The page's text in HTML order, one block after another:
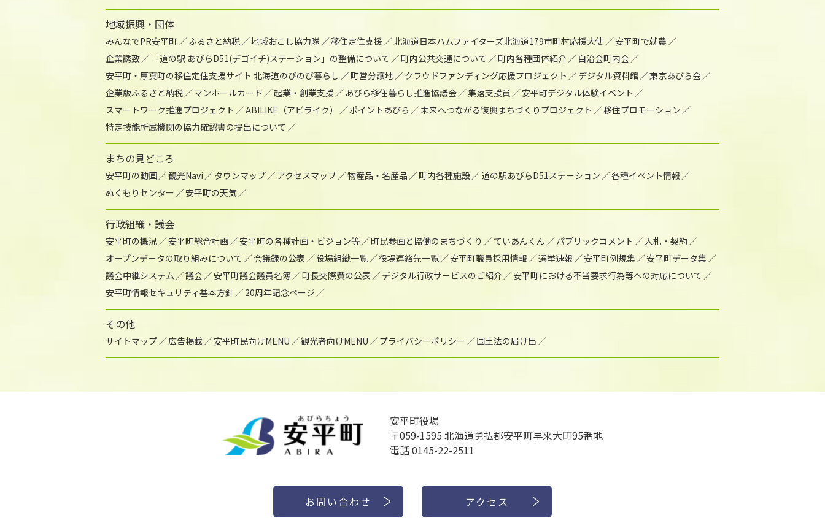
地域振興・団体
みんなでPR安平町 ふるさと納税 地域おこし協力隊 移住定住支援 北海道日本ハムファイターズ北海道179市町村応援大使
安平町で就農
企業誘致
「道の駅 あびらD51(デゴイチ)ステーション」の整備について 町内公共交通について 町内各種団体紹介
自治会町内会
安平町・厚真町の移住定住支援サイト 北海道のびのび暮らし
町営分譲地 クラウドファンディング応援プロジェクト デジタル資料館
東京あびら会
企業版ふるさと納税
マンホールカード 起業・創業支援 あびら移住暮らし推進協議会 集落支援員
安平町デジタル体験イベント
スマートワーク推進プロジェクト
ABILIKE（アビライク） ポイントあびら 未来へつながる復興まちづくりプロジェクト
移住プロモーション
特定技能所属機関の協力確認書の提出について
まちの見どころ
安平町の動画 観光Navi タウンマップ アクセスマップ 物産品・名産品 町内各種施設 道の駅あびらD51ステーション
各種イベント情報
ぬくもりセンター
安平町の天気
行政組織・議会
安平町の概況 安平町総合計画 安平町の各種計画・ビジョン等 町民参画と協働のまちづくり ていあんくん パブリックコメント
入札・契約
オープンデータの取り組みについて
会議録の公表 役場組織一覧 役場連絡先一覧 安平町職員採用情報 選挙速報 安平町例規集
安平町データ集
議会中継システム
議会 安平町議会議員名簿 町長交際費の公表 デジタル行政サービスのご紹介
安平町における不当要求行為等への対応について
安平町情報セキュリティ基本方針
20周年記念ページ
その他
サイトマップ 広告掲載 安平町民向けMENU 観光者向けMENU プライバシーポリシー 国土法の届け出
安平町役場
〒059-1595 北海道勇払郡安平町早来大町95番地
電話 0145-22-2511
お問い合わせ アクセス